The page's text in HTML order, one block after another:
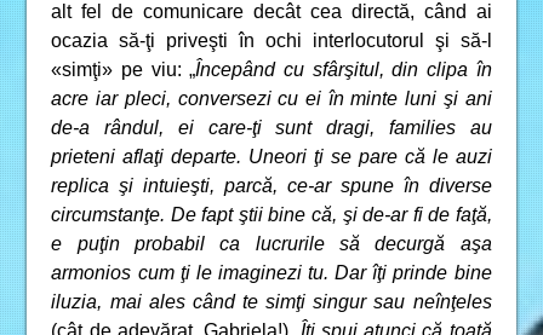
alt fel de comunicare decât cea directă, când ai
ocazia să-ţi priveşti în ochi interlocutorul şi să-l
«simţi» pe viu: „Începând cu sfârşitul, din clipa în
acre iar pleci, conversezi cu ei în minte luni şi ani
de-a rândul, ei care-ţi sunt dragi, families au
prieteni aflaţi departe. Uneori ţi se pare că le auzi
replica şi intuieşti, parcă, ce-ar spune în diverse
circumstanţe. De fapt ştii bine că, şi de-ar fi de faţă,
e puţin probabil ca lucrurile să decurgă aşa
armonios cum ţi le imaginezi tu. Dar îţi prinde bine
iluzia, mai ales când te simţi singur sau neînţeles
(cât de adevărat, Gabriela!). Îţi spui atunci că toată